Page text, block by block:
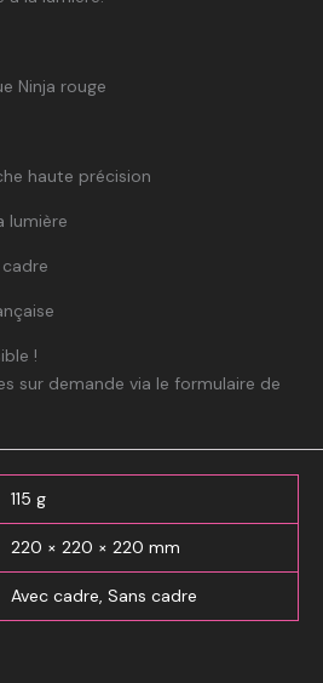
Ninja rouge
haute précision
lumière
!
sur demande via le formulaire de
115 g
220 × 220 × 220 mm
Avec cadre, Sans cadre